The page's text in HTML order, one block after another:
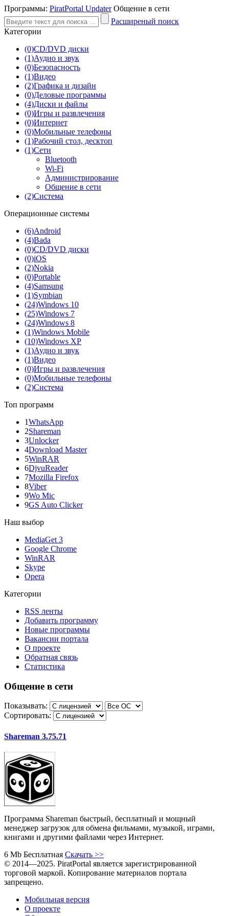
Программы: PiratPortal Updater Общение в сети
Расширеный поиск
Категории
(0)CD/DVD диски
(1)Аудио и звук
(0)Безопасность
(1)Видео
(2)Графика и дизайн
(0)Деловые программы
(4)Диски и файлы
(0)Игры и развлечения
(0)Интернет
(0)Мобильные телефоны
(1)Рабочий стол, десктоп
(1)Сети
Bluetooth
Wi-Fi
Администрирование
Общение в сети
(2)Система
Операционные системы
(6)Android
(4)Bada
(0)CD/DVD диски
(0)iOS
(2)Nokia
(0)Portable
(4)Samsung
(1)Symbian
(24)Windows 10
(25)Windows 7
(24)Windows 8
(1)Windows Mobile
(10)Windows XP
(1)Аудио и звук
(1)Видео
(0)Игры и развлечения
(0)Мобильные телефоны
(2)Система
Топ программ
1WhatsApp
2Shareman
3Unlocker
4Download Master
5WinRAR
6DjvuReader
7Mozilla Firefox
8Viber
9Wo Mic
9GS Auto Clicker
Наш выбор
MediaGet 3
Google Chrome
WinRAR
Skype
Opera
Категории
RSS ленты
Добавить программу
Новые программы
Вакансии портала
О проекте
Обратная связь
Статистика
Общение в сети
Показывать:
Сортировать:
Shareman 3.75.71
Программа Shareman быстрый, бесплатный и мощный
менеджер загрузок для обмена фильмами, музыкой, играми,
книгами и другими файлами через Интернет.
6 Mb Бесплатная Скачать >>
© 2014—2025. PiratPortal является зарегистрированной
торговой маркой. Копирование материалов портала
запрещено.
Мобильная версия
О проекте